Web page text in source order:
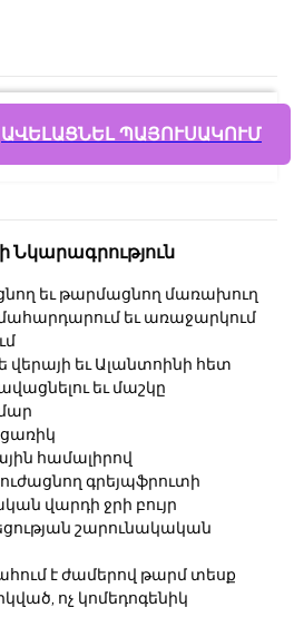
ԱՎԵԼԱՑՆԵԼ ՊԱՅՈՒՍԱԿՈՒՄ
եւ թարմացնող մառախուղ
եւ առաջարկում
եւ Ալանտոինի հետ
եւ մաշկը
համալիրով
գրեյպֆրուտի
վարդի ջրի բույր
շարունակական
է ժամերով թարմ տեսք
ոչ կոմեդոգենիկ